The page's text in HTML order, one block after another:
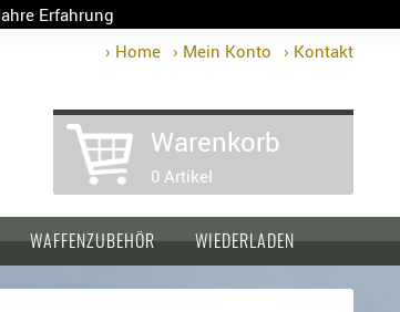
Erfahrung
› Home › Mein Konto › Kontakt
Warenkorb
0 Artikel
WAFFENZUBEHÖR WIEDERLADEN